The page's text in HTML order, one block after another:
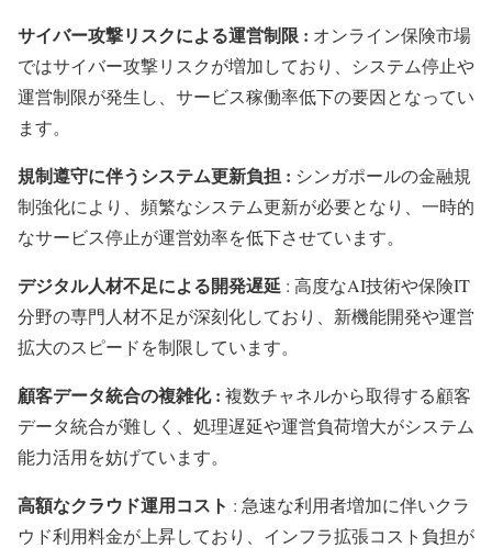
サイバー攻撃リスクによる運営制限 : オンライン保険市場
ではサイバー攻撃リスクが増加しており、システム停止や
運営制限が発生し、サービス稼働率低下の要因となってい
ます。
規制遵守に伴うシステム更新負担 : シンガポールの金融規
制強化により、頻繁なシステム更新が必要となり、一時的
なサービス停止が運営効率を低下させています。
デジタル人材不足による開発遅延 : 高度なAI技術や保険IT
分野の専門人材不足が深刻化しており、新機能開発や運営
拡大のスピードを制限しています。
顧客データ統合の複雑化 : 複数チャネルから取得する顧客
データ統合が難しく、処理遅延や運営負荷増大がシステム
能力活用を妨げています。
高額なクラウド運用コスト : 急速な利用者増加に伴いクラ
ウド利用料金が上昇しており、インフラ拡張コスト負担が